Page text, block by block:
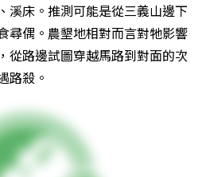
溪床。推測可能是從三義山邊下
尋偶。農墾地相對而言對牠影響
從路邊試圖穿越馬路到對面的次
路殺。